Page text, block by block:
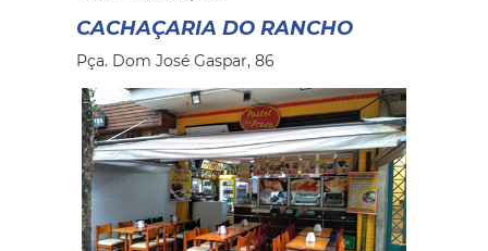
CACHAÇARIA DO RANCHO
Pça. Dom José Gaspar, 86